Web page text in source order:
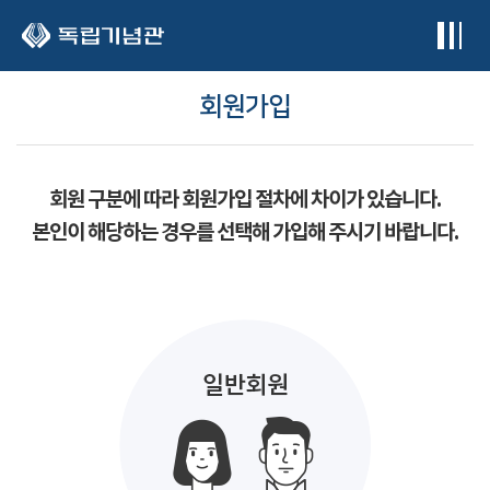
회원가입
회원 구분에 따라 회원가입 절차에 차이가 있습니다.
본인이 해당하는 경우를 선택해 가입해 주시기 바랍니다.